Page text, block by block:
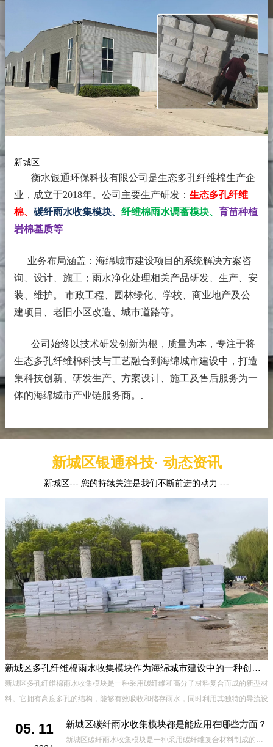
新城区
衡水银通环保科技有限公司是生态多孔纤维棉生产企
业，成立于2018年。 公司主要生产研发： 生态多孔纤维
棉、 碳纤雨水收集模块、 纤维棉雨水调蓄模块、 育苗种植
岩棉基质等
业务布局涵盖：海绵城市建设项目的系统解决方案咨
询、设计、施工；雨水净化处理相关产品研发、生产、安
装、维护。 市政工程、园林绿化、学校、商业地产及公
建项目、老旧小区改造、城市道路等。
公司始终以技术研发创新为根，质量为本，专注于将
生态多孔纤维棉科技与工艺融合到海绵城市建设中，打造
集科技创新、研发生产、方案设计、施工及售后服务为一
体的海绵城市产业链服务商。
新城区银通科技· 动态资讯
新城区--- 您的持续关注是我们不断前进的动力 ---
新城区多孔纤维棉雨水收集模块作为海绵城市建设中的一种创新材料
新城区多孔纤维棉雨水收集模块是一种采用碳纤维和高分子材料复合而成的新型材
料。它拥有高度多孔的结构，能够有效吸收和储存雨水，同时利用其独特的导流设
05. 11 新城区碳纤雨水收集模块都是能应用在哪些方面？
新城区碳纤雨水收集模块是一种采用碳纤维复合材料制成的雨水收集装置，具有*、环保、可持续等诸多优点。这种模块的设计独特，结构轻巧且强度高，耐腐蚀，能够在各种环境条件下稳定运行。其广泛的应用领域不仅体现在城市规